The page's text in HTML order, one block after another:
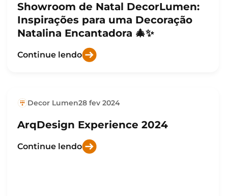
Showroom de Natal DecorLumen:
Inspirações para uma Decoração
Natalina Encantadora 🎄✨
Continue lendo
Decor Lumen28 fev 2024
ArqDesign Experience 2024
Continue lendo